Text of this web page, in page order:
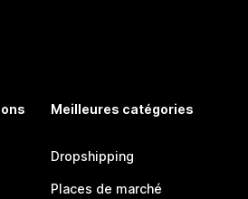
Meilleures catégories
Dropshipping
Places de marché